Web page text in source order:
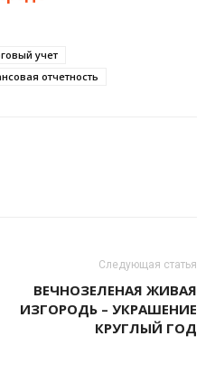
учет
отчетность
Следующая статья
ВЕЧНОЗЕЛЕНАЯ ЖИВАЯ
ИЗГОРОДЬ – УКРАШЕНИЕ
КРУГЛЫЙ ГОД